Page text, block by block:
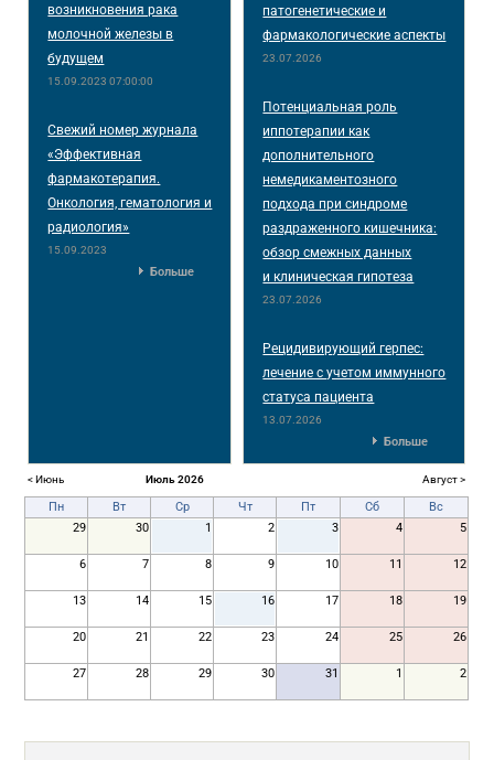
возникновения рака
молочной железы в
будущем
15.09.2023 07:00:00
Свежий номер журнала
«Эффективная
фармакотерапия.
Онкология, гематология и
радиология»
15.09.2023
Больше
патогенетические и
фармакологические аспекты
23.07.2026
Потенциальная роль
иппотерапии как
дополнительного
немедикаментозного
подхода при синдроме
раздраженного кишечника:
обзор смежных данных
и клиническая гипотеза
23.07.2026
Рецидивирующий герпес:
лечение с учетом иммунного
статуса пациента
13.07.2026
Больше
< Июнь Июль 2026 Август >
Пн Вт Ср Чт Пт Сб
Вс
29
30 1 2 3 4 5
6 7 8 9 10 11 12
13 14 15 16 17 18 19
20 21 22 23 24 25 26
27 28 29 30 31 1 2